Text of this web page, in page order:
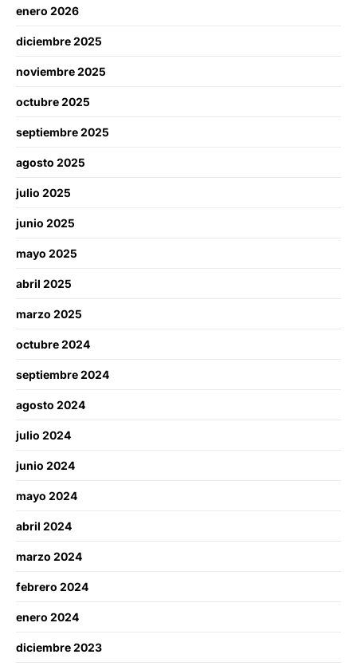
enero 2026
diciembre 2025
noviembre 2025
octubre 2025
septiembre 2025
agosto 2025
julio 2025
junio 2025
mayo 2025
abril 2025
marzo 2025
octubre 2024
septiembre 2024
agosto 2024
julio 2024
junio 2024
mayo 2024
abril 2024
marzo 2024
febrero 2024
enero 2024
diciembre 2023